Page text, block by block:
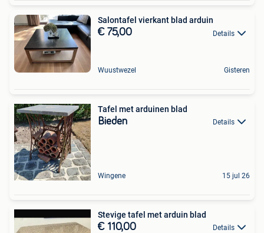
Salontafel vierkant blad arduin
€ 75,00 Details
Wuustwezel Gisteren
Tafel met arduinen blad
Bieden Details
Wingene 15 jul 26
Stevige tafel met arduin blad
€ 110,00 Details